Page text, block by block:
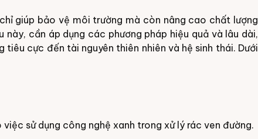
giúp bảo vệ môi trường mà còn nâng cao chất lượng
cần áp dụng các phương pháp hiệu quả và lâu dài,
cực đến tài nguyên thiên nhiên và hệ sinh thái. Dưới
sử dụng công nghệ xanh trong xử lý rác ven đường.